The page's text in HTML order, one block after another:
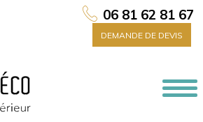
06 81 62 81 67
DEMANDE DE DEVIS